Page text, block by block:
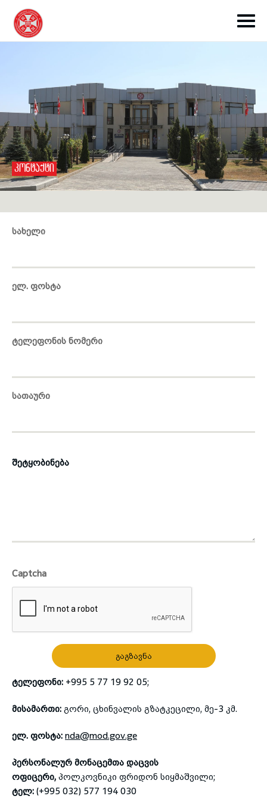
toggle submenu
toggle submenu
ᲙᲝᲜᲢᲐᲥᲢᲘ
სახელი
ელ. ფოსტა
ტელეფონის ნომერი
სათაური
შეტყობინება
Captcha
ᲒᲐᲒᲖᲐᲕᲜᲐ
ტელეფონი: +995 5 77 19 92 05;
მისამართი: გორი, ცხინვალის გზატკეცილი, მე-3 კმ.
ელ. ფოსტა: nda@mod.gov.ge
პერსონალურ მონაცემთა დაცვის
ოფიცერი, პოლკოვნიკი ფრიდონ სიყმაშვილი;
ტელ: (+995 032) 577 194 030